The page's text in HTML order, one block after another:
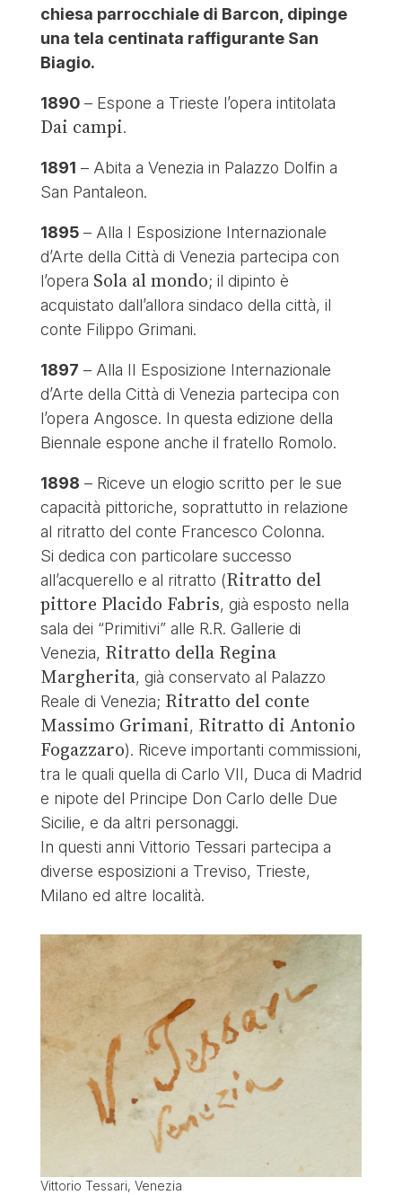
chiesa parrocchiale di Barcon, dipinge
una tela centinata raffigurante San
Biagio.
1890– Espone a Trieste l’opera intitolata
Dai campi.
1891 – Abita a Venezia in Palazzo Dolfin a
San Pantaleon.
1895– Alla I Esposizione Internazionale
d’Arte della Città di Venezia partecipa con
l’opera Sola al mondo; il dipinto è
acquistato dall’allora sindaco della città, il
conte Filippo Grimani.
1897 – Alla II Esposizione Internazionale
d’Arte della Città di Venezia partecipa con
l’opera Angosce. In questa edizione della
Biennale espone anche il fratello Romolo.
1898 – Riceve un elogio scritto per le sue
capacità pittoriche, soprattutto in relazione
al ritratto del conte Francesco Colonna.
Si dedica con particolare successo
all’acquerello e al ritratto (Ritratto del
pittore Placido Fabris, già esposto nella
sala dei “Primitivi” alle R.R. Gallerie di
Venezia, Ritratto della Regina
Margherita, già conservato al Palazzo
Reale di Venezia; Ritratto del conte
Massimo Grimani, Ritratto di Antonio
Fogazzaro). Riceve importanti commissioni,
tra le quali quella di Carlo VII, Duca di Madrid
e nipote del Principe Don Carlo delle Due
Sicilie, e da altri personaggi.
In questi anni Vittorio Tessari partecipa a
diverse esposizioni a Treviso, Trieste,
Milano ed altre località.
Vittorio Tessari, Venezia